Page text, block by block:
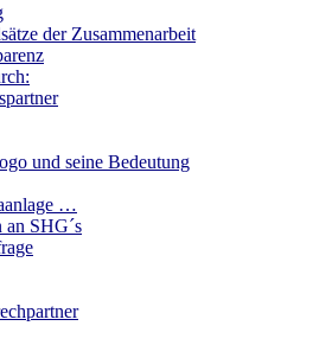
der Zusammenarbeit
und seine Bedeutung
…
SHG´s